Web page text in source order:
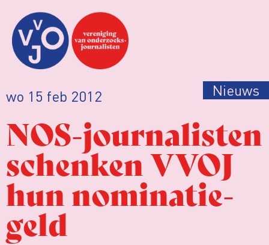
wo 15 feb 2012 Nieuws
NOS-journalisten
schenken VVOJ
hun nominatie-
geld